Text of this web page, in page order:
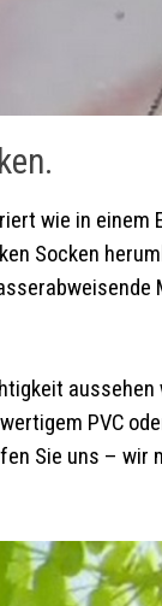
wie in einem
Socken
PVC
Sie uns – wir